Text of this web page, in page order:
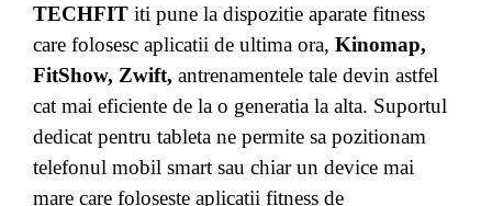
TECHFIT iti pune la dispozitie aparate fitness
care folosesc aplicatii de ultima ora, Kinomap,
FitShow, Zwift, antrenamentele tale devin astfel
cat mai eficiente de la o generatia la alta. Suportul
dedicat pentru tableta ne permite sa pozitionam
telefonul mobil smart sau chiar un device mai
mare care foloseste aplicatii fitness de